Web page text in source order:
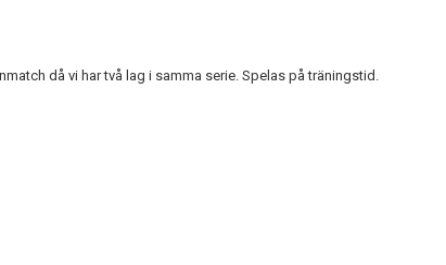
då vi har två lag i samma serie. Spelas på träningstid.